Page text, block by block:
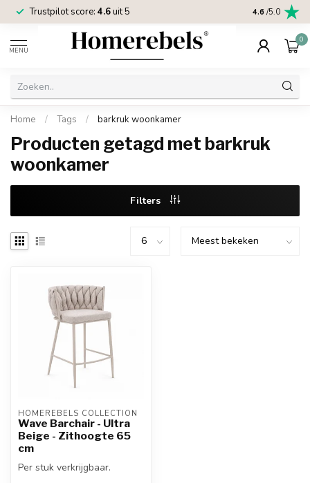
Trustpilot score: 4.6uit 5 2 jaar
4.6 /5.0
MENU
0
Home / Tags / barkruk woonkamer
Producten getagd met barkruk
woonkamer
Filters
HOMEREBELS COLLECTION
Wave Barchair - Ultra
Beige - Zithoogte 65
cm
Per stuk verkrijgbaar.